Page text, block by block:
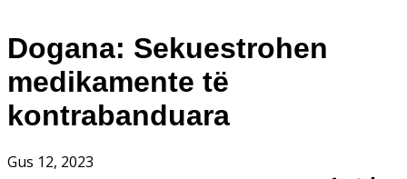
Dogana: Sekuestrohen
medikamente të
kontrabanduara
Gus 12, 2023